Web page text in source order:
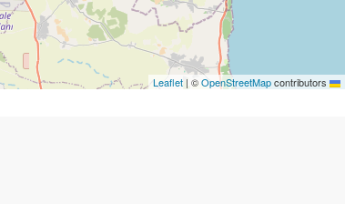
| ©OpenStreetMapcontributors